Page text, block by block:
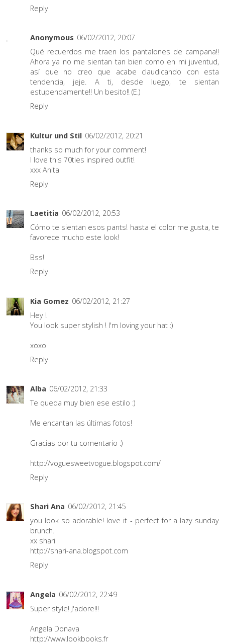
Reply
Anonymous 06/02/2012, 20:07
Qué recuerdos me traen los pantalones de campana!!
Ahora ya no me sientan tan bien como en mi juventud,
así que no creo que acabe claudicando con esta
tendencia, jeje. A ti, desde luego, te sientan
estupendamente!! Un besito!! (E.)
Reply
Kultur und Stil 06/02/2012, 20:21
thanks so much for your comment!
I love this 70ties inspired outfit!
xxx Anita
Reply
Laetitia 06/02/2012, 20:53
Cómo te sientan esos pants! hasta el color me gusta, te
favorece mucho este look!
Bss!
Reply
Kia Gomez 06/02/2012, 21:27
Hey !
You look super stylish ! I'm loving your hat :)
xoxo
Reply
Alba 06/02/2012, 21:33
Te queda muy bien ese estilo :)
Me encantan las últimas fotos!
Gracias por tu comentario :)
http://voguesweetvogue.blogspot.com/
Reply
Shari Ana 06/02/2012, 21:45
you look so adorable! love it - perfect for a lazy sunday
brunch.
xx shari
http://shari-ana.blogspot.com
Reply
Angela 06/02/2012, 22:49
Super style! J'adore!!!
Angela Donava
http://www.lookbooks.fr